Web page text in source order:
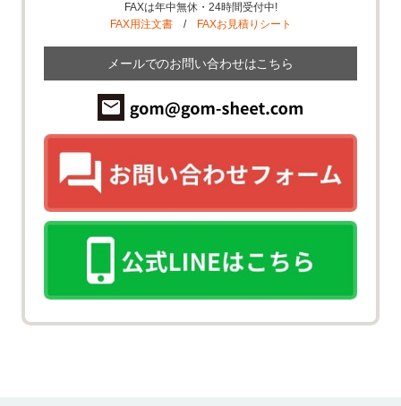
FAXは年中無休・24時間受付中!
FAX用注文書/ FAXお見積りシート
メールでのお問い合わせはこちら